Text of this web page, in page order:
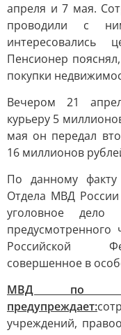
апреля и 7 мая.
проводили с
интересовались
Пенсионер
покупки
Вечером 21
курьеру 5
мая он передал
16 миллионов
По данному факту
Отдела МВД России
уголовное дело
предусмотренного
Российской
совершенное в
МВД по
предупреждает:
учреждений,